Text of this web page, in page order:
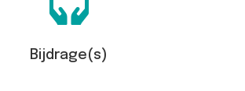

Bijdrage(s)